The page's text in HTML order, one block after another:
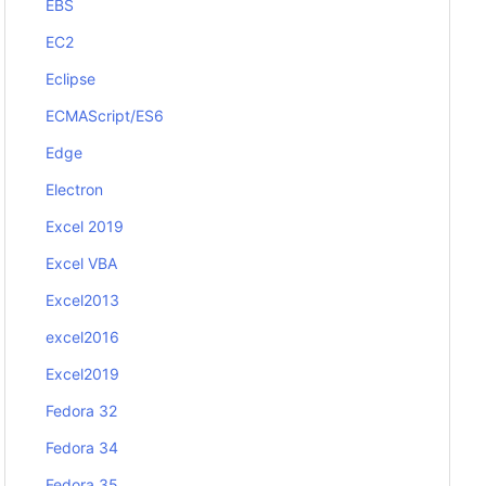
EBS
EC2
Eclipse
ECMAScript/ES6
Edge
Electron
Excel 2019
Excel VBA
Excel2013
excel2016
Excel2019
Fedora 32
Fedora 34